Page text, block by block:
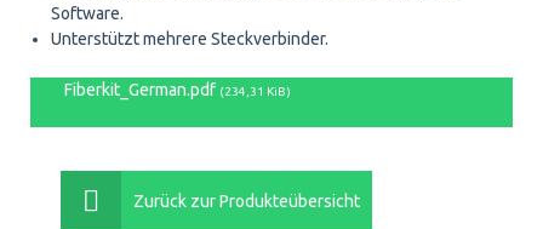
Software.
Unterstützt mehrere Steckverbinder.
Fiberkit_German.pdf (234,31 KiB)
Zurück zur Produkteübersicht